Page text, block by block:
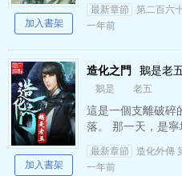
好吧，爬起來！可
最新章節
第二百六
一年前
加入書架
造化之門 鵝是老
鵝是 老五
這是一個支離破碎
落。 那一天，是
被硬生生的帶到了
城，將在浩瀚星空
最新章節
造化外傳
一年前
加入書架